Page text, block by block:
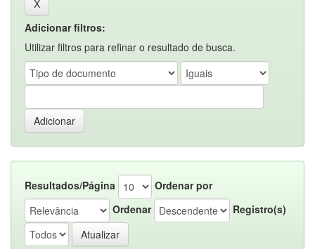
Adicionar filtros:
Utilizar filtros para refinar o resultado de busca.
Resultados/Página
Ordenar por
Ordenar
Registro(s)